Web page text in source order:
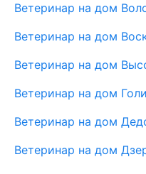
Ветеринар на дом
Ветеринар на дом
Ветеринар на дом
Ветеринар на дом
Ветеринар на дом
Ветеринар на дом